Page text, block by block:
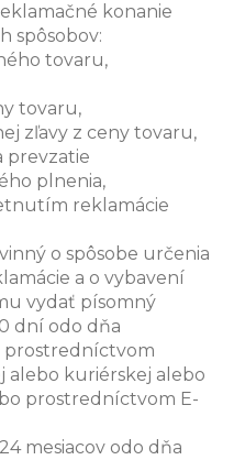
konanie
spôsobov:
tovaru,
tovaru,
zľavy z ceny tovaru,
prevzatie
plnenia,
reklamácie
o spôsobe určenia
a o vybavení
vydať písomný
dní odo dňa
prostredníctvom
alebo kuriérskej alebo
prostredníctvom E-
mesiacov odo dňa